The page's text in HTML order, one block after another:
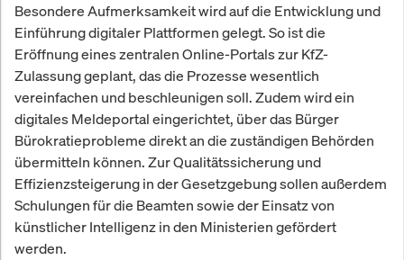
Besondere Aufmerksamkeit wird auf die Entwicklung und
Einführung digitaler Plattformen gelegt. So ist die
Eröffnung eines zentralen Online-Portals zur KfZ-
Zulassung geplant, das die Prozesse wesentlich
vereinfachen und beschleunigen soll. Zudem wird ein
digitales Meldeportal eingerichtet, über das Bürger
Bürokratieprobleme direkt an die zuständigen Behörden
übermitteln können. Zur Qualitätssicherung und
Effizienzsteigerung in der Gesetzgebung sollen außerdem
Schulungen für die Beamten sowie der Einsatz von
künstlicher Intelligenz in den Ministerien gefördert
werden.